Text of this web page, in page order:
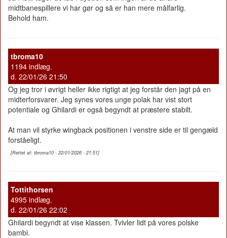
midtbanespillere vi har gør og så er han mere målfarlig.
Behold ham.
tbroma10
1194 indlæg.
d. 22/01/26 21:50
Og jeg tror i øvrigt heller ikke rigtigt at jeg forstår den jagt på en
midterforsvarer. Jeg synes vores unge polak har vist stort
potentiale og Ghilardi er også begyndt at præstere stabilt.
At man vil styrke wingback positionen i venstre side er til gengæld
forståeligt.
[Rettet af: tbroma10 - 22/01/2026 - 21:51]
Tottithorsen
4995 indlæg.
d. 22/01/26 22:02
Ghilardi begyndt at vise klassen. Tvivler lidt på vores polske
bambi.